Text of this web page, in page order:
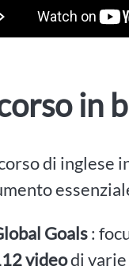
in
di inglese
Goals:
videodi